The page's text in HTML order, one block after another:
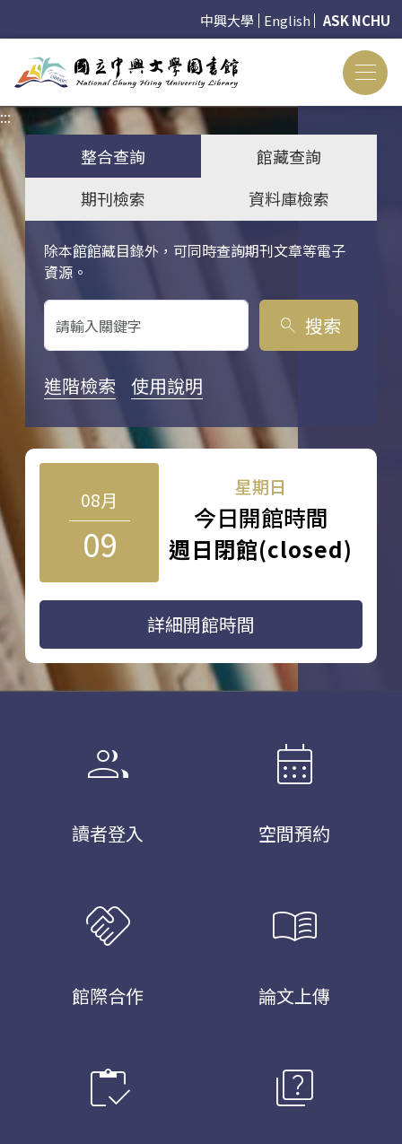
中興大學 English ASK NCHU
:::
整合查詢
館藏查詢
期刊檢索
資料庫檢索
除本館館藏目錄外，可同時查詢期刊文章等電子
資源。
關鍵字搜尋
search 搜索
進階檢索 使用說明
08月
09
星期日
今日開館時間
週日閉館(closed)
詳細開館時間
group
讀者登入
calendar_month
空間預約
handshake
館際合作
menu_book
論文上傳
inventory quiz